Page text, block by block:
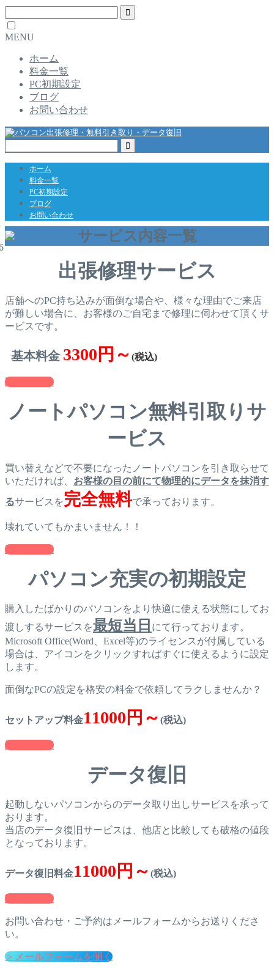
MENU
ホーム
料金一覧
PC初期設定
ブログ
お問い合わせ
ホーム
料金一覧
PC初期設定
ブログ
お問い合わせ
サービス内容一覧
出張修理サービス
店舗へのPC持ち込みが面倒な場合や、様々な理由でご来店
が難しい場合に、お客様のご自宅まで修理に伺わせて頂くサ
ービスです。
基本料金 3300円～ (税込)
詳しくみる
ノートパソコン無料引取りサ
ービス
買い替えなどで不要になったノートパソコンを引き取らせて
いただければ、 お客様の目の前にて物理的にデータを抹消す
るサービスを完全無料で承っております。
壊れていてもかまいません！！
詳しくみる
パソコン充実の初期設定
購入したばかりのパソコンをより快適に使える状態にしてお
渡しするサービスを最短当日 にて行っております。
Microsoft Office(Word、Excel等)のライセンスが付属している
場合は、アイコンをクリックすればすぐに使えるように設定
します。
面倒なPCの設定を格安の料金で依頼してラクしませんか？
セットアップ料金11000円～ (税込)
詳しくみる
データ復旧
起動しないパソコンからのデータ取り出しサービスを承って
おります。
当店のデータ復旧サービスは、他店と比較しても破格の値段
となっております。
データ復旧料金11000円～ (税込)
詳しくみる
お問い合わせ・ご予約はメールフォームからお送りくださ
い。
＞メールフォームを開く